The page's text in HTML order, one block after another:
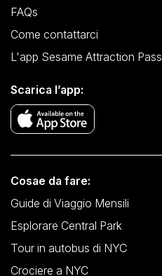
FAQs
Come contattarci
L'app Sesame Attraction Pass
Scarica l’app:
Cosae da fare:
Guide di Viaggio Mensili
Esplorare Central Park
Tour in autobus di NYC
Crociere a NYC